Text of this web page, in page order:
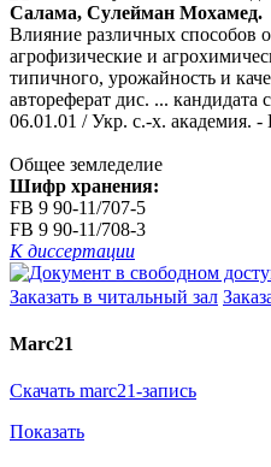
Салама, Сулейман Мохамед.
Влияние различных способов
агрофизические и
типичного, урожайность и
автореферат дис. ... кандидата
06.01.01 / Укр. с.-х. академия. -
Общее земледелие
Шифр хранения:
FB 9 90-11/707-5
FB 9 90-11/708-3
К диссертации
Заказать в читальный зал
Marc21
Скачать marc21-запись
Показать